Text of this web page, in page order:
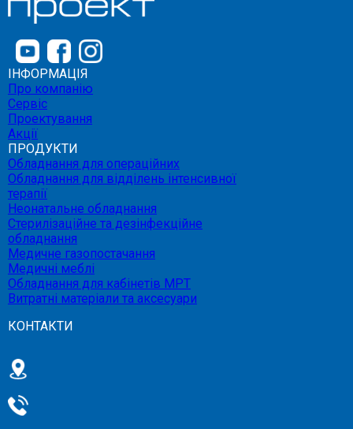
ІНФОРМАЦІЯ
Про компанію
Сервіс
Проектування
Акції
ПРОДУКТИ
Обладнання для операційних
Обладнання для відділень інтенсивної
терапії
Неонатальне обладнання
Стерилізаційне та дезінфекційне
обладнання
Медичне газопостачання
Медичні меблі
Обладнання для кабінетів МРТ
Витратні матеріали та аксесуари
КОНТАКТИ